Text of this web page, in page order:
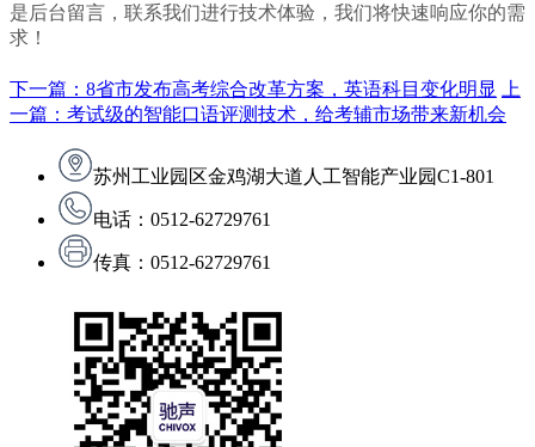
是后台留言，联系我们进行技术体验，我们将快速响应你的需
求！
下一篇：8省市发布高考综合改革方案，英语科目变化明显
上
一篇：考试级的智能口语评测技术，给考辅市场带来新机会
苏州工业园区金鸡湖大道人工智能产业园C1-801
电话：0512-62729761
传真：0512-62729761